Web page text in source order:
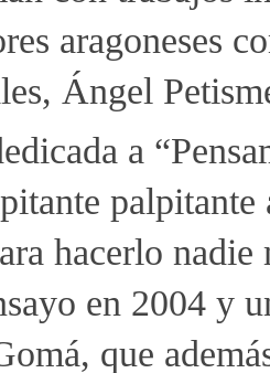
aragoneses
Ángel
a
hacerlo nadie
en 2004 y
que